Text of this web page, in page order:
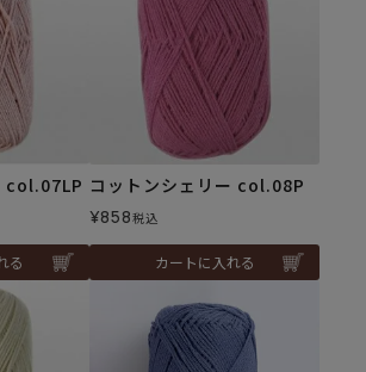
col.07LP
る
コットンシェリー col.08P
¥858税込
カートに入れる